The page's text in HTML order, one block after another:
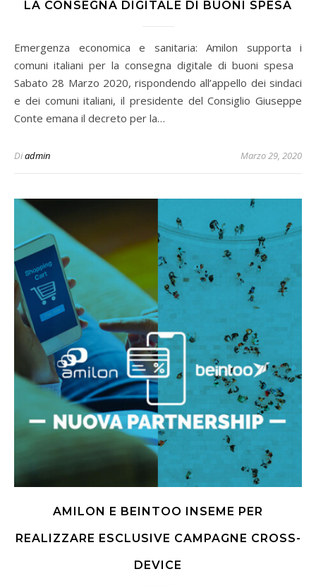
LA CONSEGNA DIGITALE DI BUONI SPESA
Emergenza economica e sanitaria: Amilon supporta i
comuni italiani per la consegna digitale di buoni spesa
Sabato 28 Marzo 2020, rispondendo all’appello dei sindaci
e dei comuni italiani, il presidente del Consiglio Giuseppe
Conte emana il decreto per la…
Diadmin Marzo 29, 2020
AMILON E BEINTOO INSEME PER
REALIZZARE ESCLUSIVE CAMPAGNE CROSS-
DEVICE